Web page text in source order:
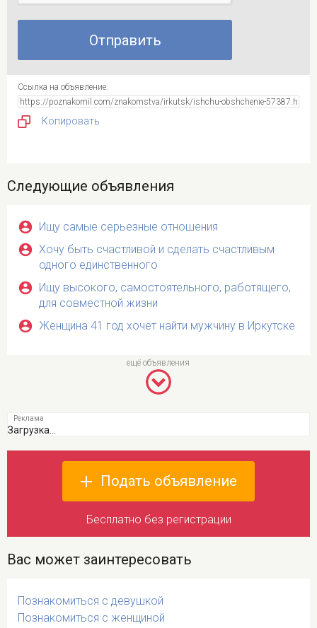
Ссылка на объявление:
Копировать
Следующие объявления
Ищу самые серьезные отношения
Хочу быть счастливой и сделать счастливым
одного единственного
Ищу высокого, самостоятельного, работящего,
для совместной жизни
Женщина 41 год хочет найти мужчину в Иркутске
Загрузка...
Подать объявление
Бесплатно без регистрации
Вас может заинтересовать
Познакомиться с девушкой
Познакомиться с женщиной